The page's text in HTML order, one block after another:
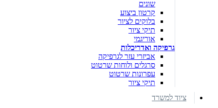
שונים
קרטון ביצוע
בלוקים לציור
תיקי ציור
אוריגמי
גרפיקה ואדריכלות
אביזרי עזר לגרפיקה
סרגלים ולוחות שרטוט
עפרונות שרטוט
תיקי ציור
ציוד למשרד